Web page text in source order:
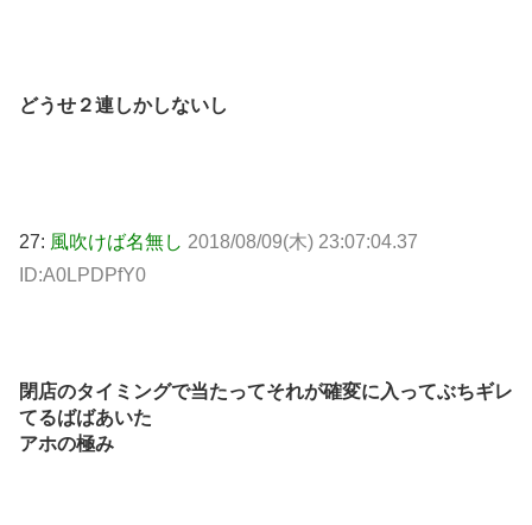
どうせ２連しかしないし
27: 風吹けば名無し 2018/08/09(木) 23:07:04.37
ID:A0LPDPfY0
閉店のタイミングで当たってそれが確変に入ってぶちギレ
てるばばあいた
アホの極み